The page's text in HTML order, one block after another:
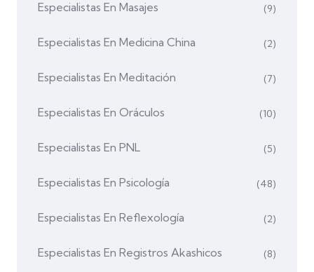
Especialistas En Masajes (9)
Especialistas En Medicina China (2)
Especialistas En Meditación (7)
Especialistas En Oráculos (10)
Especialistas En PNL (5)
Especialistas En Psicología (48)
Especialistas En Reflexología (2)
Especialistas En Registros Akashicos (8)